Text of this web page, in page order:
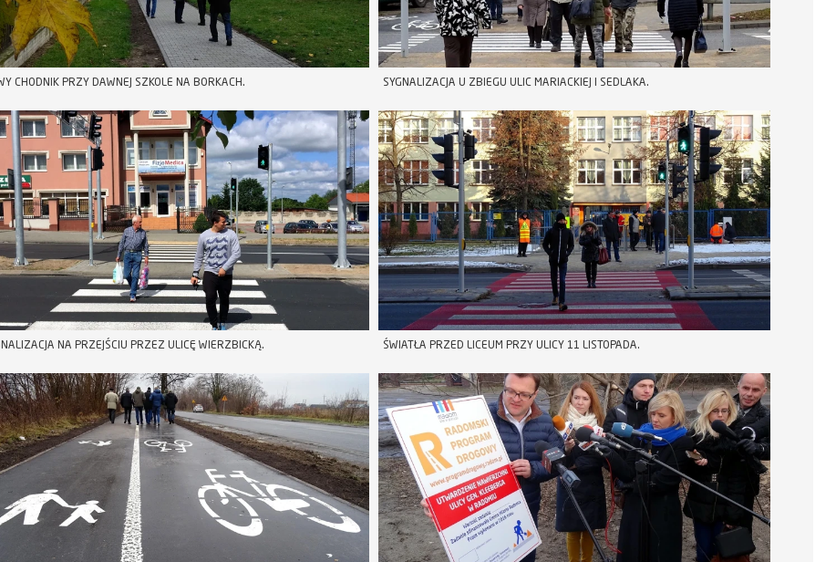
CHODNIK PRZY DAWNEJ SZKOLE NA BORKACH. SYGNALIZACJA U ZBIEGU ULIC MARIACKIEJ I SEDLAKA.
NA PRZEJŚCIU PRZEZ ULICĘ WIERZBICKĄ. ŚWIATŁA PRZED LICEUM PRZY ULICY 11 LISTOPADA.